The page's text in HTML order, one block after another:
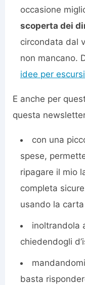
occasione
scoperta dei
circondata dal
non mancano.
idee per
E anche per
questa
con una
spese,
ripagare il mio
completa
usando la
inoltrandola
chiedendogli
basta